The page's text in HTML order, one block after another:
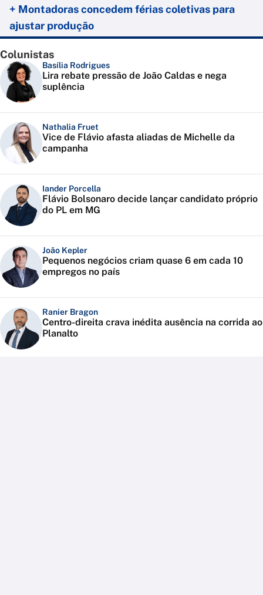
+ Montadoras concedem férias coletivas para
ajustar produção
Colunistas
Basília Rodrigues
Lira rebate pressão de João Caldas e nega
suplência
Nathalia Fruet
Vice de Flávio afasta aliadas de Michelle da
campanha
Iander Porcella
Flávio Bolsonaro decide lançar candidato próprio
do PL em MG
João Kepler
Pequenos negócios criam quase 6 em cada 10
empregos no país
Ranier Bragon
Centro-direita crava inédita ausência na corrida ao
Planalto